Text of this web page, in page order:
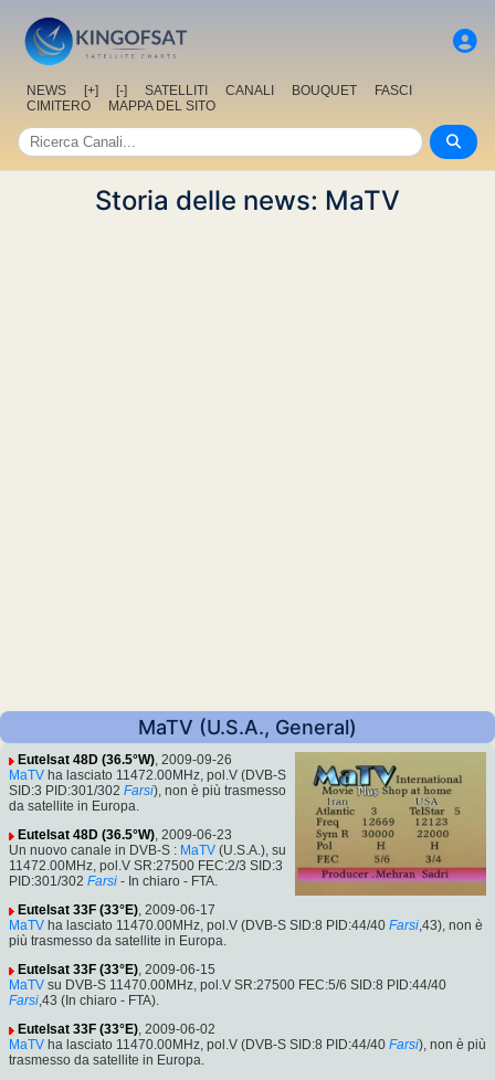
NEWS [+] [-] SATELLITI CANALI BOUQUET
FASCI
CIMITERO
MAPPA DEL SITO
Storia delle news: MaTV
MaTV (U.S.A., General)
Eutelsat 48D (36.5°W), 2009-09-26
MaTV ha lasciato 11472.00MHz, pol.V (DVB-S
SID:3 PID:301/302 Farsi), non è più trasmesso
da satellite in Europa.
Eutelsat 48D (36.5°W), 2009-06-23
Un nuovo canale in DVB-S : MaTV (U.S.A.), su
11472.00MHz, pol.V SR:27500 FEC:2/3 SID:3
PID:301/302 Farsi - In chiaro - FTA.
Eutelsat 33F (33°E), 2009-06-17
MaTV ha lasciato 11470.00MHz, pol.V (DVB-S SID:8 PID:44/40 Farsi,43), non è
più trasmesso da satellite in Europa.
Eutelsat 33F (33°E), 2009-06-15
MaTV su DVB-S 11470.00MHz, pol.V SR:27500 FEC:5/6 SID:8 PID:44/40
Farsi,43 (In chiaro - FTA).
Eutelsat 33F (33°E), 2009-06-02
MaTV ha lasciato 11470.00MHz, pol.V (DVB-S SID:8 PID:44/40 Farsi), non è più
trasmesso da satellite in Europa.